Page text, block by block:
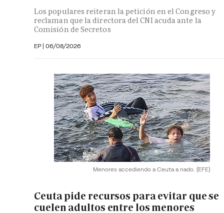
Los populares reiteran la petición en el Congreso y
reclaman que la directora del CNI acuda ante la
Comisión de Secretos
EP | 06/08/2026
Menores accediendo a Ceuta a nado. (EFE)
Ceuta pide recursos para evitar que se
cuelen adultos entre los menores